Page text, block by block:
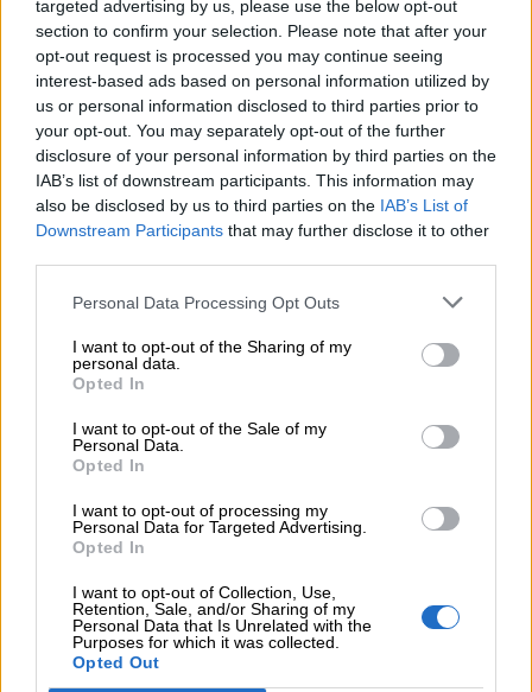
targeted advertising by us, please use the below opt-out
section to confirm your selection. Please note that after your
opt-out request is processed you may continue seeing
interest-based ads based on personal information utilized by
us or personal information disclosed to third parties prior to
your opt-out. You may separately opt-out of the further
disclosure of your personal information by third parties on the
IAB’s list of downstream participants. This information may
also be disclosed by us to third parties on the IAB’s List of
Downstream Participants that may further disclose it to other
Personal Data Processing Opt Outs
I want to opt-out of the Sharing of my
personal data.
Opted In
I want to opt-out of the Sale of my
Personal Data.
Opted In
I want to opt-out of processing my
Personal Data for Targeted Advertising.
Opted In
I want to opt-out of Collection, Use,
Retention, Sale, and/or Sharing of my
Personal Data that Is Unrelated with the
Purposes for which it was collected.
Opted Out
ασφαλισμένους της από τις πυρκαγιές
04.08.2026 - 12:40
Τράπεζα Κύπρου: Ενισχυμένες κατά 31% οι ασφαλιστικές
υπηρεσίες - Κέρδη €252 εκατ. (+7%) και ROTE 18.8% στο
εξάμηνο
Σπύρος Γεωργαράς - «ΥΓΕΙΑ» / Ερευνητικό και Θεραπευτικό
Ινστιτούτο ΟΦΘΑΛΜΟΣ
04.08.2026 - 11:46
10 βασικές συμβουλές για προστασία μετά από πυρκαγιά
04.08.2026 - 11:26
Γιάννης Καντώρος – Όμιλος INTERAMERICAN
Συνεχής ροή